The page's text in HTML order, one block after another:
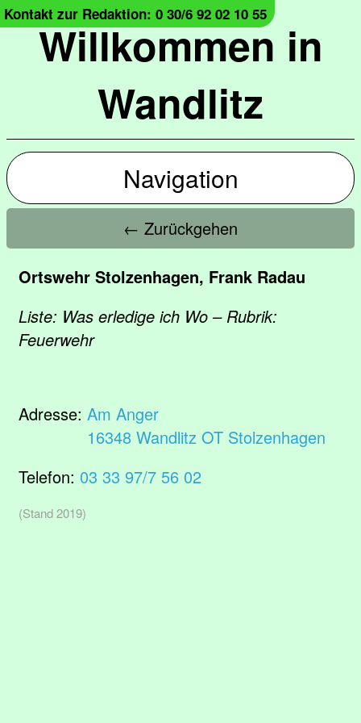
Willkommen in
Wandlitz
Kontakt zur Redaktion: 0 30/6 92 02 10 55
Navigation
← Zurückgehen
Ortswehr Stolzenhagen, Frank Radau
Liste: Was erledige ich Wo – Rubrik:
Feuerwehr
Adresse: Am Anger
16348 Wandlitz OT Stolzenhagen
Telefon: 03 33 97/7 56 02
(Stand 2019)